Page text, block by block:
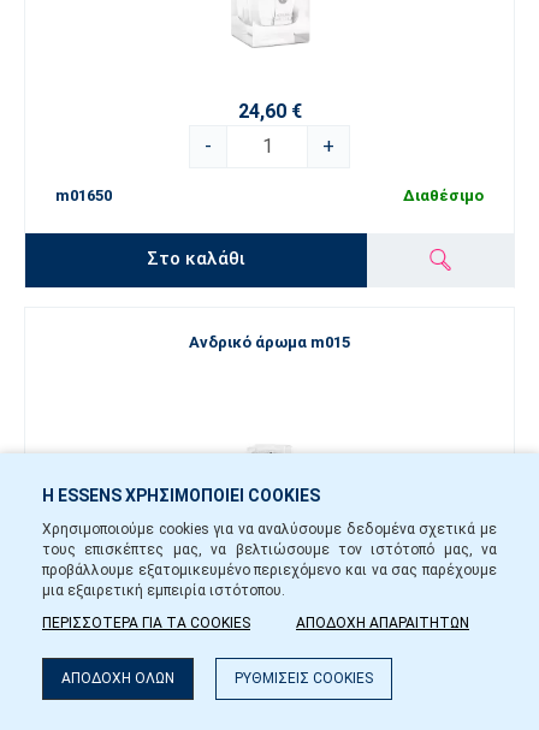
24,60 €
-
+
m01650 Διαθέσιμο
Στο καλάθι
Ανδρικό άρωμα m015
24,60 €
Η ESSENS ΧΡΗΣΙΜΟΠΟΙΕΙ COOKIES
Χρησιμοποιούμε cookies για να αναλύσουμε δεδομένα σχετικά με
τους επισκέπτες μας, να βελτιώσουμε τον ιστότοπό μας, να
προβάλλουμε εξατομικευμένο περιεχόμενο και να σας παρέχουμε
μια εξαιρετική εμπειρία ιστότοπου.
ΠΕΡΙΣΣΟΤΕΡΑ ΓΙΑ ΤΑ COOKIES
ΑΠΟΔΟΧΗ ΑΠΑΡΑΙΤΗΤΩΝ
ΑΠΟΔΟΧΗ ΟΛΩΝ ΡΥΘΜΙΣΕΙΣ COOKIES